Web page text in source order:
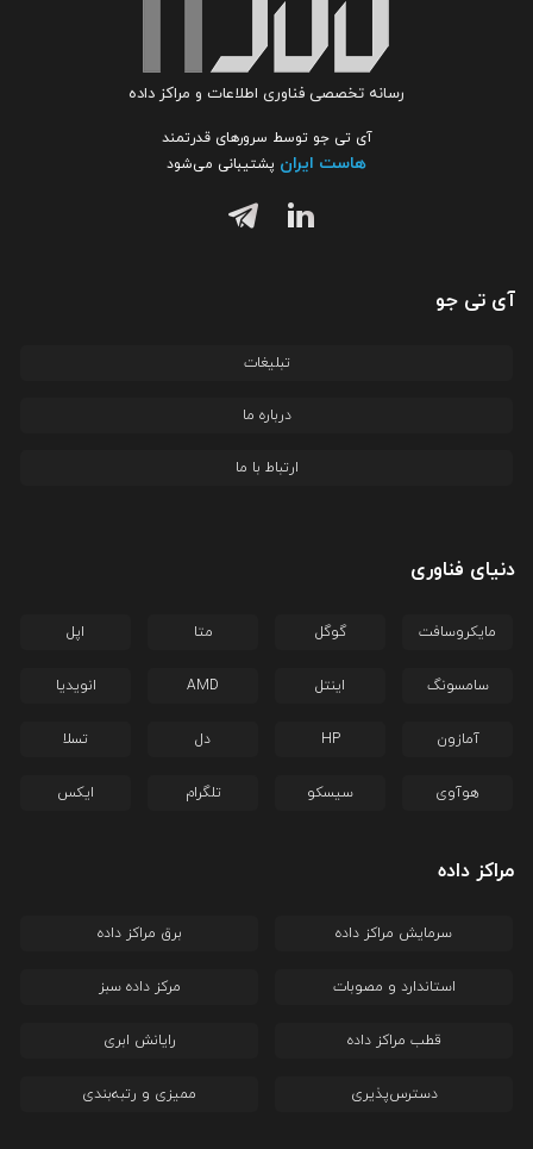
رسانه تخصصی فناوری اطلاعات و مراکز داده
آی تی جو توسط سرورهای قدرتمند
هاست ایران پشتیبانی می‌شود
آی تی جو
تبلیغات
درباره ما
ارتباط با ما
دنیای فناوری
مایکروسافت گوگل متا اپل
سامسونگ اینتل AMD انویدیا
آمازون HP دل تسلا
هوآوی سیسکو تلگرام ایکس
مراکز داده
سرمایش مراکز داده برق مراکز داده
استاندارد و مصوبات مرکز داده سبز
قطب مراکز داده رایانش ابری
دسترس‌پذیری ممیزی و رتبه‌بندی